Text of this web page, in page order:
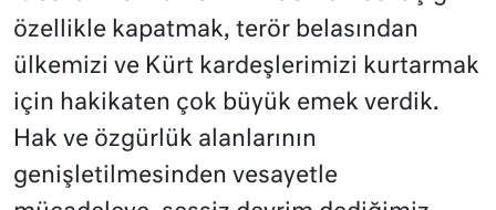
özellikle kapatmak, terör belasından
ülkemizi ve Kürt kardeşlerimizi kurtarmak
için hakikaten çok büyük emek verdik.
Hak ve özgürlük alanlarının
genişletilmesinden vesayetle